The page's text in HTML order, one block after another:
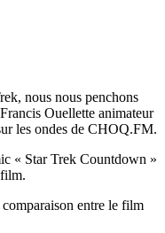
nous nous penchons
Ouellette animateur
les ondes de CHOQ.FM.
« Star Trek Countdown »
entre le film